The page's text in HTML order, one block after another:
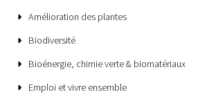
Amélioration des plantes
Biodiversité
Bioénergie, chimie verte & biomatériaux
Emploi et vivre ensemble